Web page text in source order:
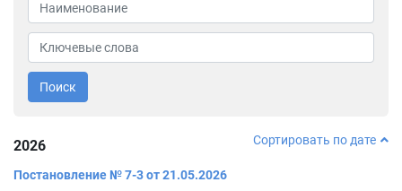
Поиск
2026 Сортировать по дате
Постановление № 7-3 от 21.05.2026